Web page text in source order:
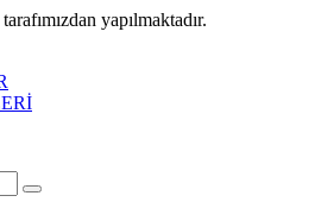
tarafımızdan yapılmaktadır.